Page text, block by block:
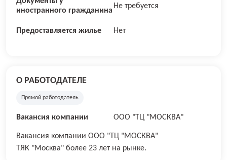
иностранного гражданина
Не требуется
Предоставляется жилье Нет
О РАБОТОДАТЕЛЕ
Прямой работодатель
Вакансия компании ООО "ТЦ "МОСКВА"
Вакансия компании ООО "ТЦ "МОСКВА"
ТЯК "Москва" более 23 лет на рынке.